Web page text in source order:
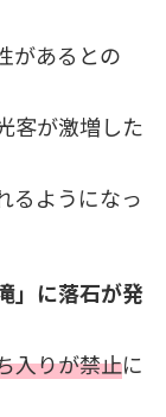
があるとの
客が激増した
るようになっ
」に落石が発
入りが禁止に